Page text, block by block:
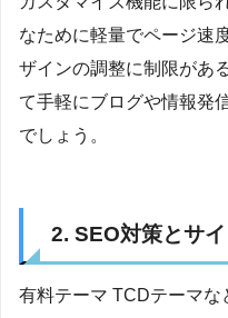
なために軽量でページ速
ザインの調整に制限があ
て手軽にブログや情報発
でしょう。
2. SEO対策とサ
有料テーマ TCDテーマな